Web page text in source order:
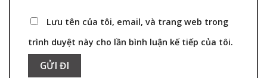
Lưu tên của tôi, email, và trang web trong
trình duyệt này cho lần bình luận kế tiếp của tôi.